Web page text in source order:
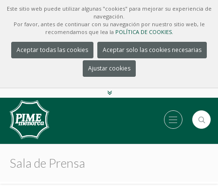
Este sitio web puede utilizar algunas "cookies" para mejorar su experiencia de
navegación.
Por favor, antes de continuar con su navegación por nuestro sitio web, le
recomendamos que lea la POLÍTICA DE COOKIES.
Aceptar todas las cookies Aceptar solo las cookies necesarias
Ajustar cookies
Sala de Prensa